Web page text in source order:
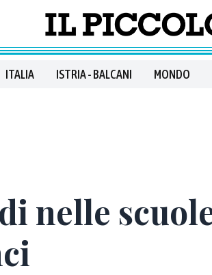
ITALIA ISTRIA - BALCANI MONDO
nelle